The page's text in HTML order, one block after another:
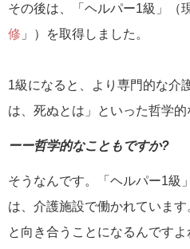
その後は、「ヘルパー1級」（
修 」）を取得しました。
1級になると、より専門的な介
は、死ぬとは」といった哲学的
ーー哲学的なこともですか?
そうなんです。「ヘルパー1級
は、介護施設で働かれています
と向き合うことになるんです